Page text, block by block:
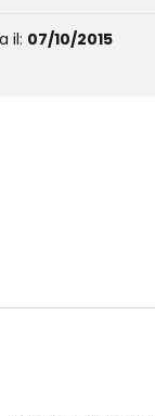
il: 07/10/2015